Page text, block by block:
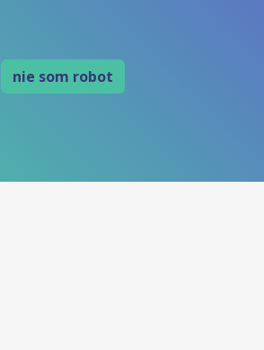
nie som robot